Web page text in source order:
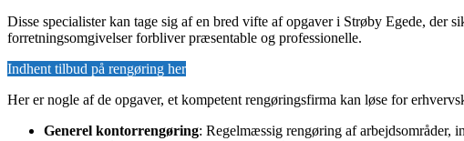
Disse specialister kan tage sig af en bred vifte af opgaver i Strøby Egede, der
forretningsomgivelser forbliver præsentable og professionelle.
Indhent tilbud på rengøring her
Her er nogle af de opgaver, et kompetent rengøringsfirma kan løse for
Generel kontorrengøring: Regelmæssig rengøring af arbejdsområder,